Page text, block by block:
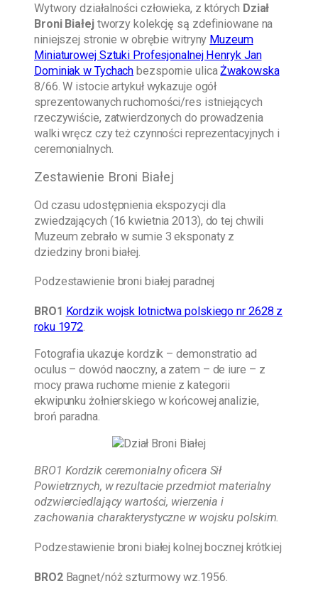
Wytwory działalności człowieka, z których Dział
Broni Białejtworzy kolekcję są zdefiniowane na
niniejszej stronie w obrębie witryny Muzeum
Miniaturowej Sztuki Profesjonalnej Henryk Jan
Dominiak w Tychach bezspornie ulicaŻwakowska
8/66. W istocie artykuł wykazuje ogół
sprezentowanych ruchomości/res istniejących
rzeczywiście, zatwierdzonych do prowadzenia
walki wręcz czy też czynności reprezentacyjnych i
ceremonialnych.
Zestawienie Broni Białej
Od czasu udostępnienia ekspozycji dla
zwiedzających (16 kwietnia 2013), do tej chwili
Muzeum zebrało w sumie 3 eksponaty z
dziedziny broni białej.
Podzestawienie broni białej paradnej
BRO1 Kordzik wojsk lotnictwa polskiego nr 2628 z
roku 1972
Fotografia ukazuje kordzik – demonstratio ad
oculus – dowód naoczny, a zatem – de iure – z
mocy prawa ruchome mienie z kategorii
ekwipunku żołnierskiego w końcowej analizie,
broń paradna.
BRO1 Kordzik ceremonialny oficera Sił
Powietrznych, w rezultacie przedmiot materialny
odzwierciedlający wartości, wierzenia i
zachowania charakterystyczne w wojsku polskim.
Podzestawienie broni białej kolnej bocznej krótkiej
BRO2Bagnet/nóż szturmowy wz.1956.